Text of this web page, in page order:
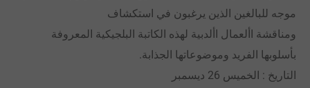
موجه للبالغين الذين يرغبون في استكشاف
ومناقشة األعمال األدبية لهذه الكاتبة البلجيكية المعروفة
بأسلوبها الفريد وموضوعاتها الجذابة.
التاريخ : الخميس 26 ديسمبر